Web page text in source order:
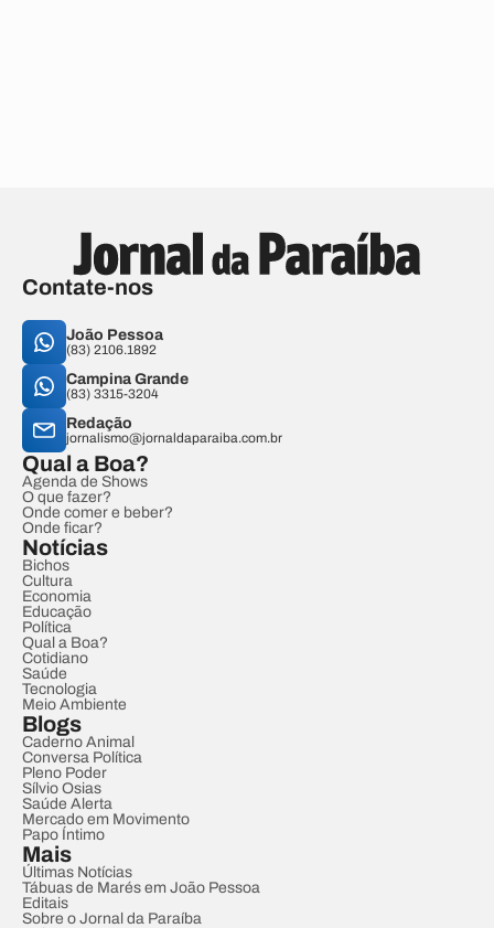
Contate-nos
João Pessoa
(83) 2106.1892
Campina Grande
(83) 3315-3204
Redação
jornalismo@jornaldaparaiba.com.br
Qual a Boa?
Agenda de Shows
O que fazer?
Onde comer e beber?
Onde ficar?
Notícias
Bichos
Cultura
Economia
Educação
Política
Qual a Boa?
Cotidiano
Saúde
Tecnologia
Meio Ambiente
Blogs
Caderno Animal
Conversa Política
Pleno Poder
Sílvio Osias
Saúde Alerta
Mercado em Movimento
Papo Íntimo
Mais
Últimas Notícias
Tábuas de Marés em João Pessoa
Editais
Sobre o Jornal da Paraíba